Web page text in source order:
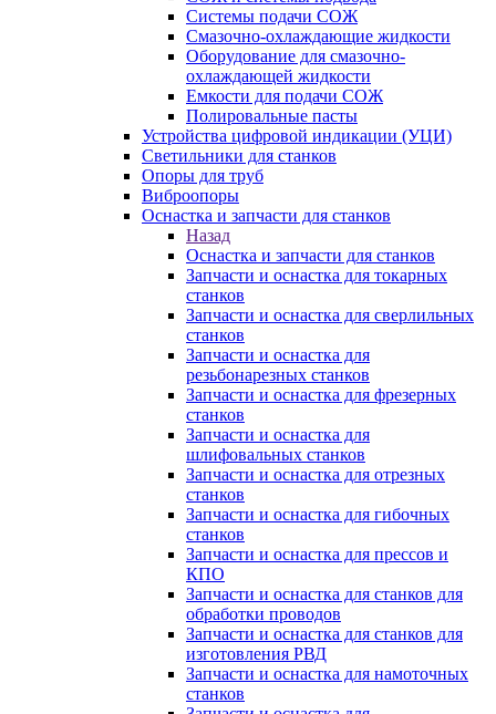
Системы подачи СОЖ
Смазочно-охлаждающие жидкости
Оборудование для смазочно-
охлаждающей жидкости
Емкости для подачи СОЖ
Полировальные пасты
Устройства цифровой индикации (УЦИ)
Светильники для станков
Опоры для труб
Виброопоры
Оснастка и запчасти для станков
Назад
Оснастка и запчасти для станков
Запчасти и оснастка для токарных
станков
Запчасти и оснастка для сверлильных
станков
Запчасти и оснастка для
резьбонарезных станков
Запчасти и оснастка для фрезерных
станков
Запчасти и оснастка для
шлифовальных станков
Запчасти и оснастка для отрезных
станков
Запчасти и оснастка для гибочных
станков
Запчасти и оснастка для прессов и
КПО
Запчасти и оснастка для станков для
обработки проводов
Запчасти и оснастка для станков для
изготовления РВД
Запчасти и оснастка для намоточных
станков